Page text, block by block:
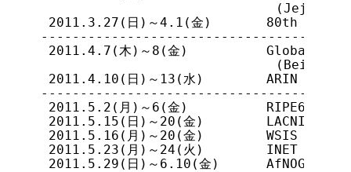
(Jeju
2011.3.27(日)～4.1(金)       80th IETF
2011.4.7(木)～8(金)          Global
(Beijing,
2011.4.10(日)～13(水)        ARIN
2011.5.2(月)～6(金)          RIPE62
2011.5.15(日)～20(金)        LACNIC XV
2011.5.16(月)～20(金)        WSIS 2011
2011.5.23(月)～24(火)        INET
2011.5.29(日)～6.10(金)      AfNOG-12